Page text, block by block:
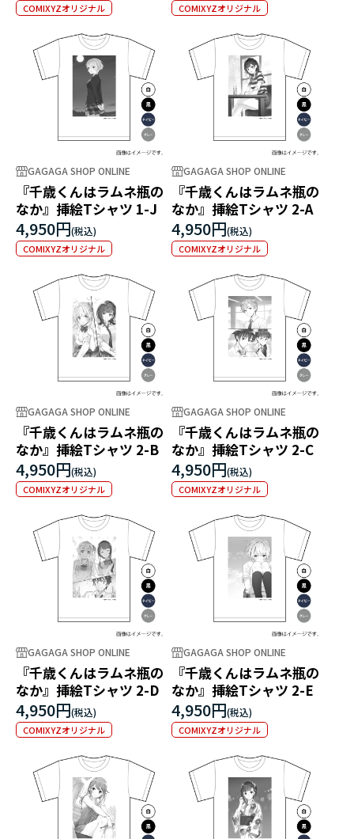
COMIXYZオリジナル COMIXYZオリジナル
GAGAGA SHOP ONLINE
『千歳くんはラムネ瓶の
なか』挿絵Tシャツ 1-J
4,950円
COMIXYZオリジナル
GAGAGA SHOP ONLINE
『千歳くんはラムネ瓶の
なか』挿絵Tシャツ 2-A
4,950円
COMIXYZオリジナル
GAGAGA SHOP ONLINE
『千歳くんはラムネ瓶の
なか』挿絵Tシャツ 2-B
4,950円
COMIXYZオリジナル
GAGAGA SHOP ONLINE
『千歳くんはラムネ瓶の
なか』挿絵Tシャツ 2-C
4,950円
COMIXYZオリジナル
GAGAGA SHOP ONLINE
『千歳くんはラムネ瓶の
なか』挿絵Tシャツ 2-D
4,950円
COMIXYZオリジナル
GAGAGA SHOP ONLINE
『千歳くんはラムネ瓶の
なか』挿絵Tシャツ 2-E
4,950円
COMIXYZオリジナル